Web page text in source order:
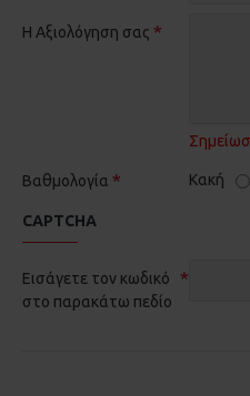
Η Αξιολόγηση σας
Βαθμολογία Κακή
CAPTCHA
Εισάγετε τον κωδικό
στο παρακάτω πεδίο